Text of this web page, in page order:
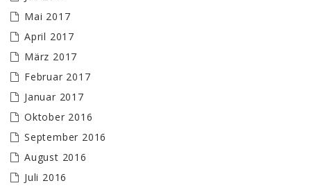
Mai 2017
April 2017
März 2017
Februar 2017
Januar 2017
Oktober 2016
September 2016
August 2016
Juli 2016